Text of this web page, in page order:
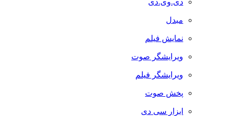
دی.وی.دی
مبدل
نمایش فیلم
ویرایشگر صوت
ویرایشگر فیلم
پخش صوت
ابزار سی دی